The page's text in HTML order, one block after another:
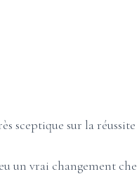
sceptique sur la
un vrai changement